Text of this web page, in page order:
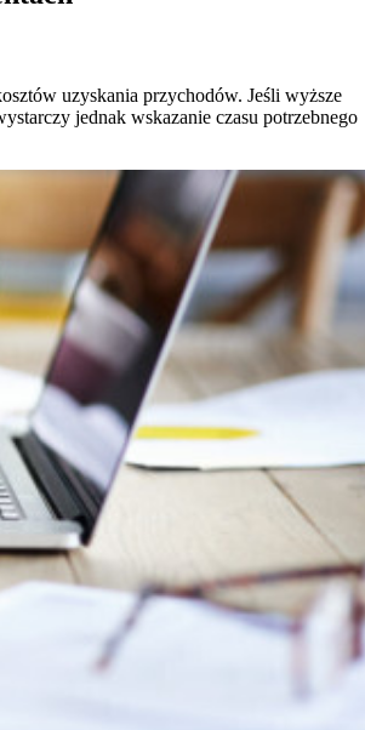
uzyskania przychodów. Jeśli wyższe
jednak wskazanie czasu potrzebnego